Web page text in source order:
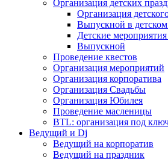
Организация детских
Организация
Выпускной в детском
Детские
Выпускной
Проведение квестов
Организация мероприятий
Организация корпоратива
Организация Свадьбы
Организация Юбилея
Проведение масленицы
BTL: организация под
Ведущий и Dj
Ведущий на корпоратив
Ведущий на праздник